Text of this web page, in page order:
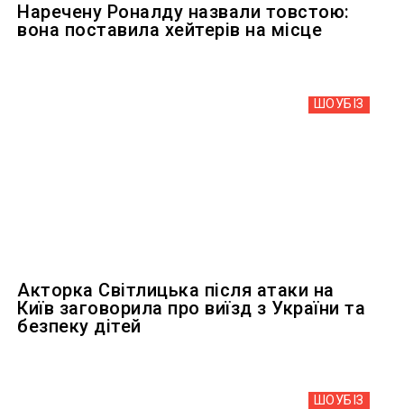
Наречену Роналду назвали товстою:
вона поставила хейтерів на місце
ШОУБIЗ
Акторка Світлицька після атаки на
Київ заговорила про виїзд з України та
безпеку дітей
ШОУБIЗ